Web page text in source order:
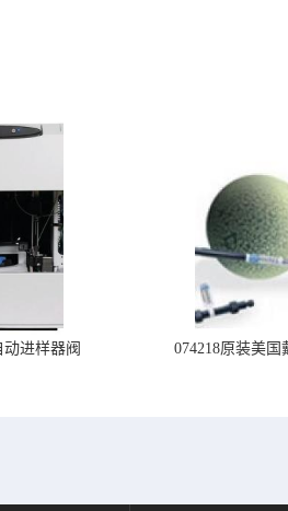
进样器阀 074218原装美